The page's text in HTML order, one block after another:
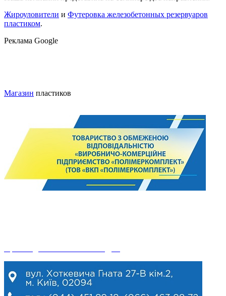
Жироуловители и Футеровка железобетонных резервуаров
пластиком.
Реклама Google
Магазин пластиков